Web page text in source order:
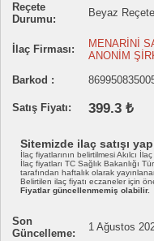
Reçete
Durumu:
Beyaz
İlaç Firması:
MENARİNİ
ANONİM
Barkod :
Satış Fiyatı: 399.3 ₺
Sitemizde ilaç satışı
İlaç fiyatlarının belirtilmesi Akılcı
İlaç fiyatları TC Sağlık Bakanlığı
tarafından haftalık olarak
Belirtilen ilaç fiyatı eczaneler için
Fiyatlar güncellenmemiş olabilir.
Son
Güncelleme:
1 Ağustos